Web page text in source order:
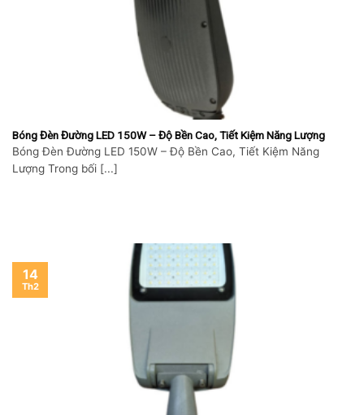
Skip
to
content
Bóng Đèn Đường LED 150W – Độ Bền Cao, Tiết Kiệm Năng Lượng
Bóng Đèn Đường LED 150W – Độ Bền Cao, Tiết Kiệm Năng
Lượng Trong bối [...]
14
Th2